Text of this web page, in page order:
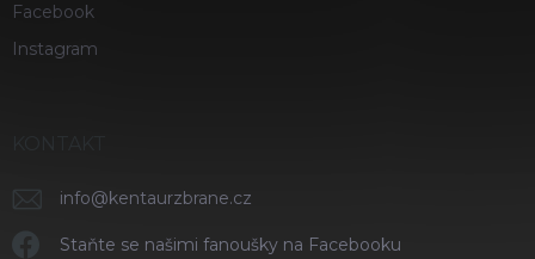
Facebook
Instagram
info@kentaurzbrane.cz
Staňte se našimi fanoušky na Facebooku